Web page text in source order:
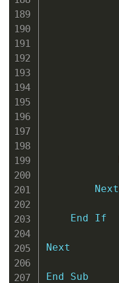
Next
End If
Next
End Sub